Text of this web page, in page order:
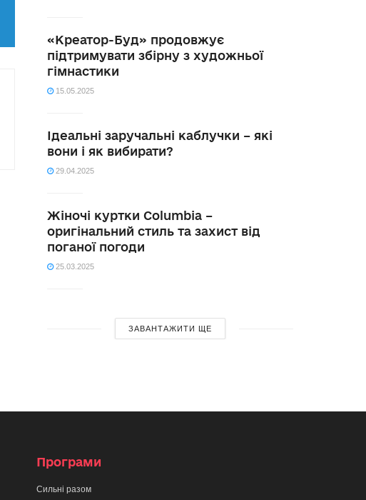
«Креатор-Буд» продовжує
підтримувати збірну з художньої
гімнастики
15.05.2025
Ідеальні заручальні каблучки – які
вони і як вибирати?
29.04.2025
Жіночі куртки Columbia –
оригінальний стиль та захист від
поганої погоди
25.03.2025
ЗАВАНТАЖИТИ ЩЕ
Програми
Сильні разом